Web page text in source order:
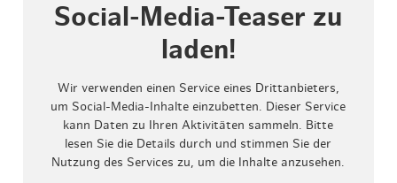
Social-Media-Teaser zu
laden!
Wir verwenden einen Service eines Drittanbieters,
um Social-Media-Inhalte einzubetten. Dieser Service
kann Daten zu Ihren Aktivitäten sammeln. Bitte
lesen Sie die Details durch und stimmen Sie der
Nutzung des Services zu, um die Inhalte anzusehen.